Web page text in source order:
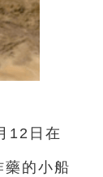
12日在
的小船